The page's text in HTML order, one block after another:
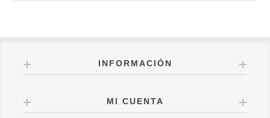
INFORMACIÓN
MI CUENTA